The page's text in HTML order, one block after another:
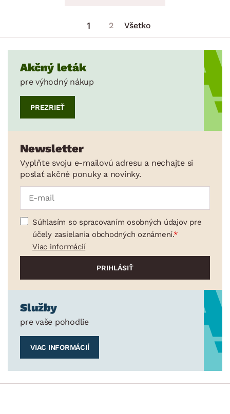
1 2 Všetko
Akčný leták
pre výhodný nákup
PREZRIEŤ
Newsletter
Vyplňte svoju e-mailovú adresu a nechajte si
poslať akčné ponuky a novinky.
Súhlasím so spracovaním osobných údajov pre
účely zasielania obchodných oznámení.
Viac informácií
Služby
pre vaše pohodlie
VIAC INFORMÁCIÍ